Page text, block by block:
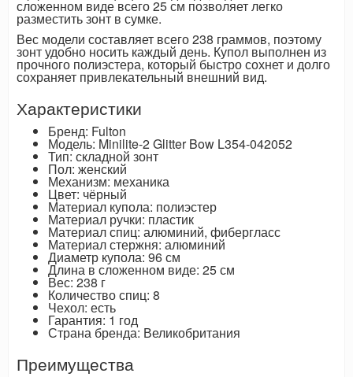
сложенном виде всего 25 см позволяет легко
разместить зонт в сумке.
Вес модели составляет всего 238 граммов, поэтому
зонт удобно носить каждый день. Купол выполнен из
прочного полиэстера, который быстро сохнет и долго
сохраняет привлекательный внешний вид.
Характеристики
Бренд: Fulton
Модель: Minilite-2 Glitter Bow L354-042052
Тип: складной зонт
Пол: женский
Механизм: механика
Цвет: чёрный
Материал купола: полиэстер
Материал ручки: пластик
Материал спиц: алюминий, фибергласс
Материал стержня: алюминий
Диаметр купола: 96 см
Длина в сложенном виде: 25 см
Вес: 238 г
Количество спиц: 8
Чехол: есть
Гарантия: 1 год
Страна бренда: Великобритания
Преимущества